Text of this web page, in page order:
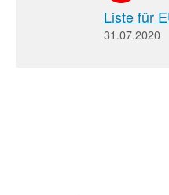
Liste für
31.07.2020